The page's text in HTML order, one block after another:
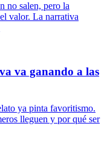
no salen, pero la
valor. La narrativa
va ganando a las
ya pinta favoritismo.
lleguen y por qué ser